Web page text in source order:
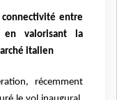
entre
en valorisant la
italien
récemment